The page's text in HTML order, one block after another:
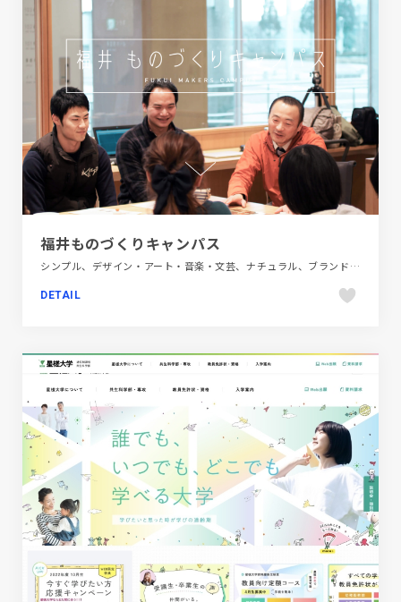
福井ものづくりキャンパス
シンプル、デザイン・アート・音楽・文芸、ナチュラル、ブランド・サービスサイト、ホワイト系、商業施設・レジャー、地域・団体・活動、教育・学校、施設・店舗サイト、第一次産業・SDGs・地方創生
DETAIL